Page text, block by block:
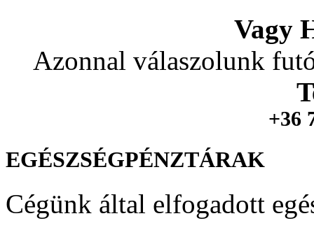
Vagy
Azonnal válaszolunk
+36
EGÉSZSÉGPÉNZTÁRAK
Cégünk által elfogadott